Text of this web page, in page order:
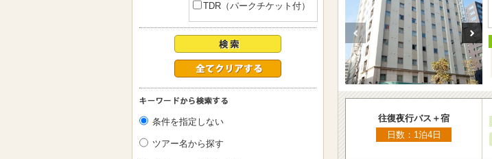
TDR（パークチケット付）
条件を指定しない
ツアー名から探す
往復夜行バス＋宿
日数：1泊4日